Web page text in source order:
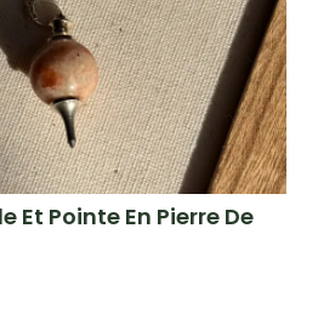
Et Pointe En Pierre De